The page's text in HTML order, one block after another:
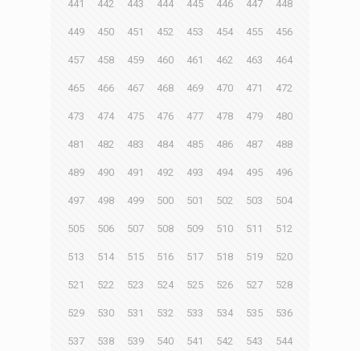
441 442 443 444 445 446 447 448
449 450 451 452 453 454 455 456
457 458 459 460 461 462 463 464
465 466 467 468 469 470 471 472
473 474 475 476 477 478 479 480
481 482 483 484 485 486 487 488
489 490 491 492 493 494 495 496
497 498 499 500 501 502 503 504
505 506 507 508 509 510 511 512
513 514 515 516 517 518 519 520
521 522 523 524 525 526 527 528
529 530 531 532 533 534 535 536
537 538 539 540 541 542 543 544